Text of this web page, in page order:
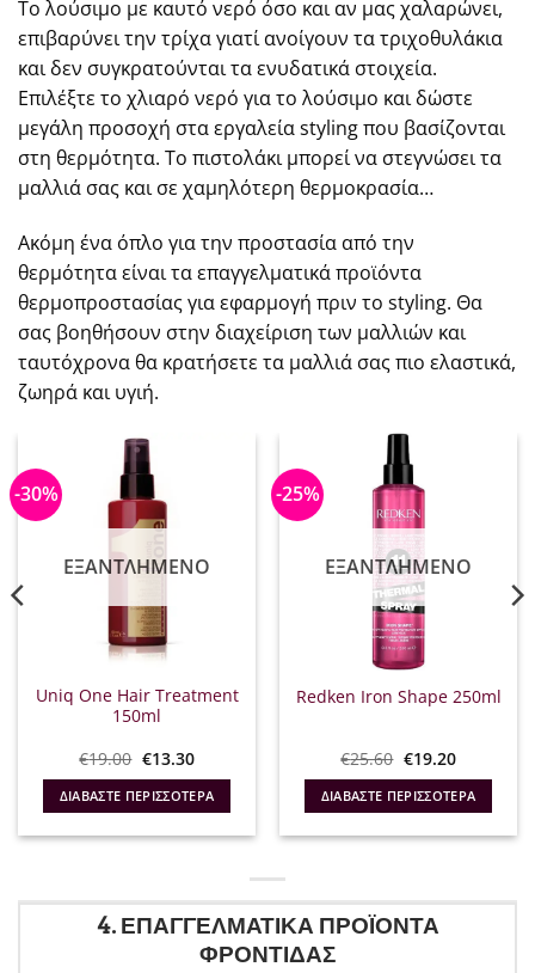
Το λούσιμο με καυτό νερό όσο και αν μας χαλαρώνει,
επιβαρύνει την τρίχα γιατί ανοίγουν τα τριχοθυλάκια
και δεν συγκρατούνται τα ενυδατικά στοιχεία.
Επιλέξτε το χλιαρό νερό για το λούσιμο και δώστε
μεγάλη προσοχή στα εργαλεία styling που βασίζονται
στη θερμότητα. Το πιστολάκι μπορεί να στεγνώσει τα
μαλλιά σας και σε χαμηλότερη θερμοκρασία…
Ακόμη ένα όπλο για την προστασία από την
θερμότητα είναι τα επαγγελματικά προϊόντα
θερμοπροστασίας για εφαρμογή πριν το styling. Θα
σας βοηθήσουν στην διαχείριση των μαλλιών και
ταυτόχρονα θα κρατήσετε τα μαλλιά σας πιο ελαστικά,
ζωηρά και υγιή.
-30%
ΕΞΑΝΤΛΗΜΈΝΟ
Uniq One Hair Treatment
150ml
€19.00 Original
price
was:
€19.00.
€13.30Η
τιμή
είναι:
€13.30.
ΔΙΑΒΆΣΤΕ ΠΕΡΙΣΣΌΤΕΡΑ
-25%
ΕΞΑΝΤΛΗΜΈΝΟ
Redken Iron Shape 250ml
€25.60 Original
price
was:
€25.60.
€19.20Η
τιμή
είναι:
€19.20.
ΔΙΑΒΆΣΤΕ ΠΕΡΙΣΣΌΤΕΡΑ
4. ΕΠΑΓΓΕΛΜΑΤΙΚΑ ΠΡΟΪΟΝΤΑ
ΦΡΟΝΤΙΔΑΣ